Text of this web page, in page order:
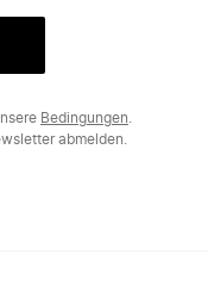
Bedingungen
abmelden.